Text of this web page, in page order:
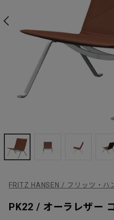
FRITZ HANSEN / フリッツ・ハ
PK22 / オーラレザー